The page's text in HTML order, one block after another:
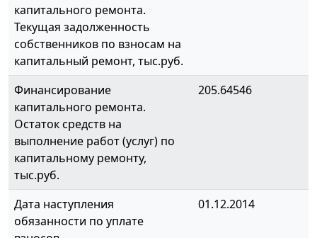
капитального ремонта.
Текущая задолженность
собственников по взносам на
капитальный ремонт, тыс.руб.
Финансирование
капитального ремонта.
Остаток средств на
выполнение работ (услуг) по
капитальному ремонту,
тыс.руб.
205.64546
Дата наступления
обязанности по уплате
01.12.2014